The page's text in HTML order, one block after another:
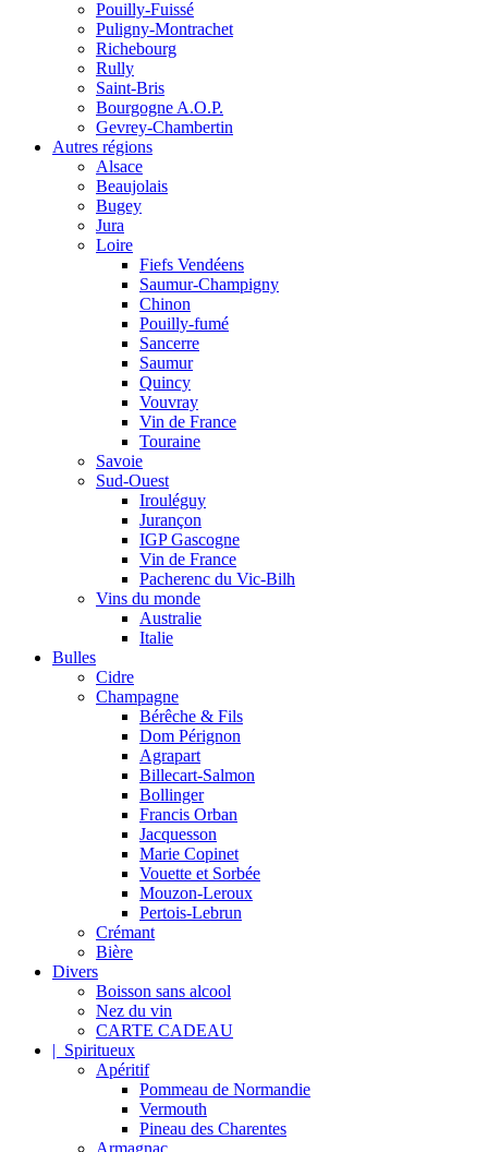
Pouilly-Fuissé
Puligny-Montrachet
Richebourg
Rully
Saint-Bris
Bourgogne A.O.P.
Gevrey-Chambertin
Autres régions
Alsace
Beaujolais
Bugey
Jura
Loire
Fiefs Vendéens
Saumur-Champigny
Chinon
Pouilly-fumé
Sancerre
Saumur
Quincy
Vouvray
Vin de France
Touraine
Savoie
Sud-Ouest
Irouléguy
Jurançon
IGP Gascogne
Vin de France
Pacherenc du Vic-Bilh
Vins du monde
Australie
Italie
Bulles
Cidre
Champagne
Bérêche & Fils
Dom Pérignon
Agrapart
Billecart-Salmon
Bollinger
Francis Orban
Jacquesson
Marie Copinet
Vouette et Sorbée
Mouzon-Leroux
Pertois-Lebrun
Crémant
Bière
Divers
Boisson sans alcool
Nez du vin
CARTE CADEAU
| Spiritueux
Apéritif
Pommeau de Normandie
Vermouth
Pineau des Charentes
Armagnac